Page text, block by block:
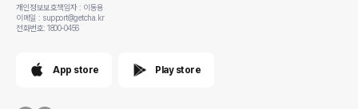
개인정보보호책임자 : 이동용
이메일 : support@getcha.kr
전화번호: 1800-0456
App store Play store